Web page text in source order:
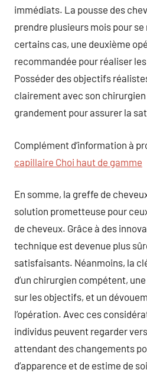
immédiats. La pousse des
prendre plusieurs mois pour
certains cas, une deuxième
recommandée pour réaliser
Posséder des objectifs
clairement avec son
grandement pour assurer la
Complément d’information à
capillaire Choi haut de gamme
En somme, la greffe de
solution prometteuse pour
de cheveux. Grâce à des
technique est devenue plus
satisfaisants. Néanmoins, la
d’un chirurgien compétent,
sur les objectifs, et un
l’opération. Avec ces
individus peuvent regarder
attendant des changements
d’apparence et de estime de